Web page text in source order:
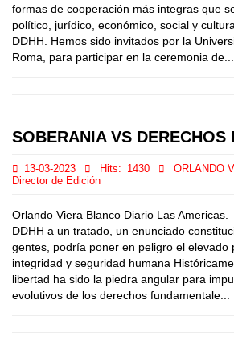
formas de cooperación más integras que
político, jurídico, económico, social y
DDHH. Hemos sido invitados por la
Roma, para participar en la ceremonia de...
SOBERANIA VS DERECHOS
13-03-2023 Hits: 1430
ORLANDO
Director de Edición
Orlando Viera Blanco Diario Las
DDHH a un tratado, un enunciado
gentes, podría poner en peligro el elevado
integridad y seguridad humana
libertad ha sido la piedra angular para
evolutivos de los derechos fundamentale...